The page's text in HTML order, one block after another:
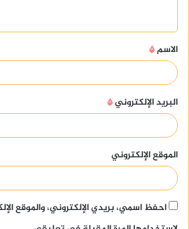
ق
*
الاسم*
البريد الإلكتروني*
الموقع الإلكتروني
احفظ اسمي، بريدي الإلكتروني، والموقع